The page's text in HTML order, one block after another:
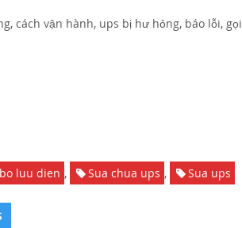
cách vận hành, ups bị hư hỏng, báo lỗi,
luu dien , Sua chua ups , Sua ups